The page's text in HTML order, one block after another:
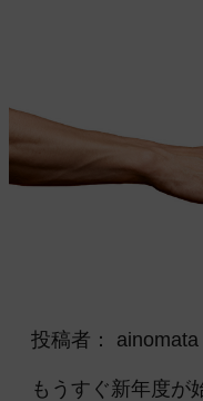
投稿者： ainomata
もうすぐ新年度が